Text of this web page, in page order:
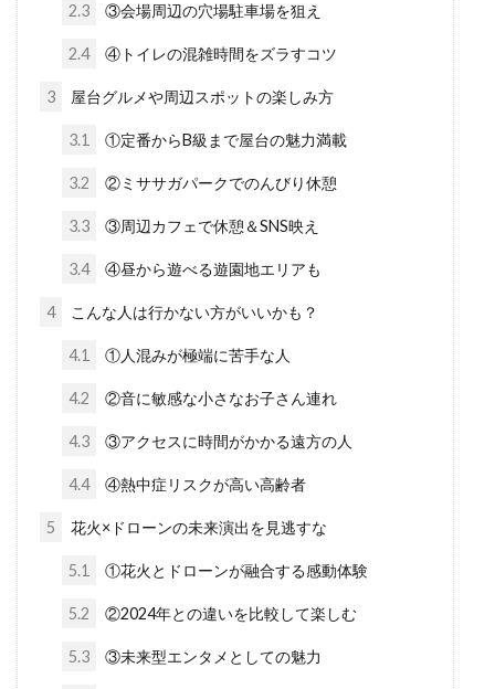
2.3 ③会場周辺の穴場駐車場を狙え
2.4 ④トイレの混雑時間をズラすコツ
3 屋台グルメや周辺スポットの楽しみ方
3.1 ①定番からB級まで屋台の魅力満載
3.2 ②ミササガパークでのんびり休憩
3.3 ③周辺カフェで休憩＆SNS映え
3.4 ④昼から遊べる遊園地エリアも
4 こんな人は行かない方がいいかも？
4.1 ①人混みが極端に苦手な人
4.2 ②音に敏感な小さなお子さん連れ
4.3 ③アクセスに時間がかかる遠方の人
4.4 ④熱中症リスクが高い高齢者
5 花火×ドローンの未来演出を見逃すな
5.1 ①花火とドローンが融合する感動体験
5.2 ②2024年との違いを比較して楽しむ
5.3 ③未来型エンタメとしての魅力